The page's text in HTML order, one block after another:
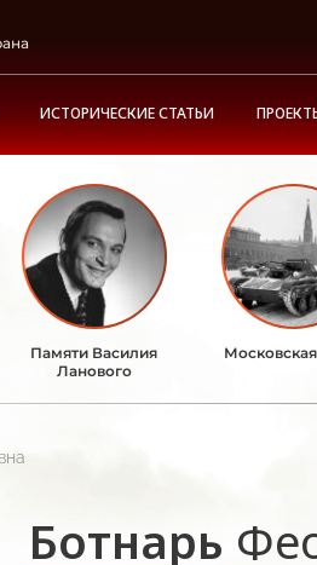
ИСТОРИЧЕСКИЕ СТАТЬИ
Памяти Василия
Ланового
Ботнарь